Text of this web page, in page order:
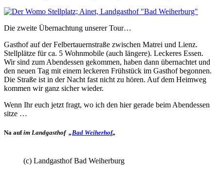
Die zweite Übernachtung unserer Tour…
Gasthof auf der Felbertauernstraße zwischen Matrei und Lienz.
Stellplätze für ca. 5 Wohnmobile (auch längere). Leckeres Essen.
Wir sind zum Abendessen gekommen, haben dann übernachtet und
den neuen Tag mit einem leckeren Frühstück im Gasthof begonnen.
Die Straße ist in der Nacht fast nicht zu hören. Auf dem Heimweg
kommen wir ganz sicher wieder.
Wenn Ihr euch jetzt fragt, wo ich den hier gerade beim Abendessen
sitze …
Na aufim Landgasthof „Bad Weiherhof„
(c) Landgasthof Bad Weiherburg